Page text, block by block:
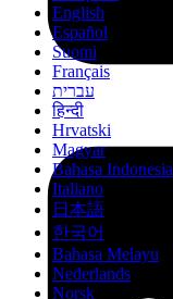
English
Español
Suomi
Français
עברית
हिन्दी
Hrvatski
Magyar
Bahasa Indonesia
Italiano
日本語
한국어
Bahasa Melayu
Nederlands
Norsk